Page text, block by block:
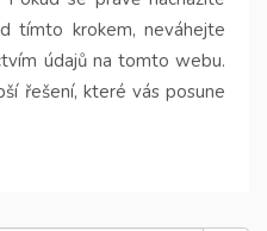
tímto krokem, neváhejte
údajů na tomto webu.
řešení, které vás posune